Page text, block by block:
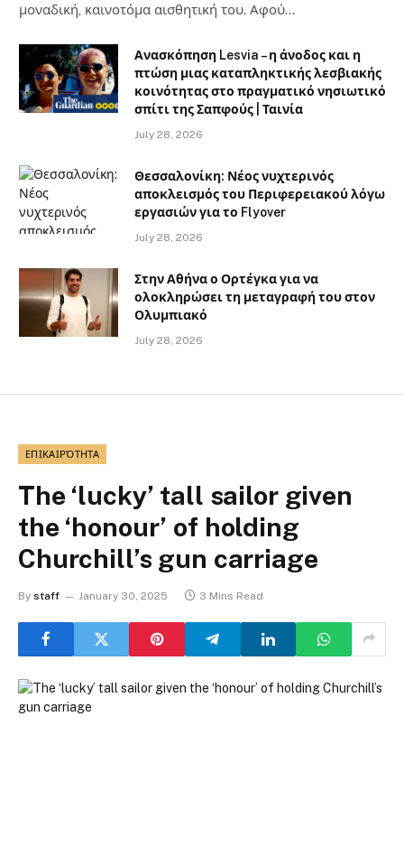
μοναδική, καινοτόμα αισθητική του. Αφού…
Ανασκόπηση Lesvia – η άνοδος και η
πτώση μιας καταπληκτικής λεσβιακής
κοινότητας στο πραγματικό νησιωτικό
σπίτι της Σαπφούς | Ταινία
July 28, 2026
Θεσσαλονίκη: Νέος νυχτερινός
αποκλεισμός του Περιφερειακού λόγω
εργασιών για το Flyover
July 28, 2026
Στην Αθήνα ο Ορτέγκα για να
ολοκληρώσει τη μεταγραφή του στον
Ολυμπιακό
July 28, 2026
ΕΠΙΚΑΙΡΌΤΗΤΑ
The ‘lucky’ tall sailor given
the ‘honour’ of holding
Churchill’s gun carriage
By staff January 30, 2025 3 Mins Read